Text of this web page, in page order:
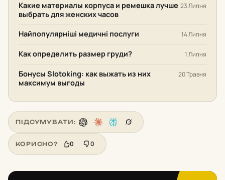
Какие материалы корпуса и ремешка лучше
выбрать для женских часов
23 Липня
Найпопулярніші медичні послуги 14 Липня
Как определить размер груди? 1 Липня
Бонусы Slotoking: как выжать из них
максимум выгоды
20 Травня
ПІДСУМУВАТИ:
КОРИСНО? 0 0